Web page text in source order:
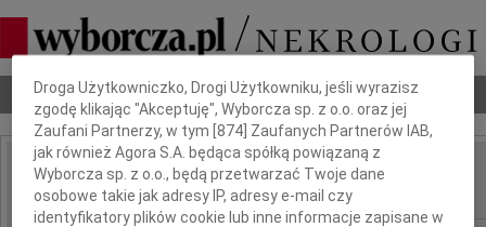
Nekrologi Odeszli Poradnik pogrzebowy
IMIĘ I NAZWISKO: Lucyna Jabłońska
Dbamy o Twoją prywatność
Droga Użytkowniczko, Drogi Użytkowniku, jeśli wyrazisz
zgodę klikając "Akceptuję", Wyborcza sp. z o.o. oraz jej
Zaufani Partnerzy, w tym [874 ] Zaufanych Partnerów IAB,
jak również Agora S.A. będąca spółką powiązaną z
Wyborcza sp. z o.o., będą przetwarzać Twoje dane
osobowe takie jak adresy IP, adresy e-mail czy
identyfikatory plików cookie lub inne informacje zapisane w